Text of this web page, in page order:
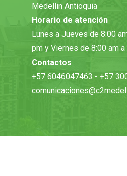
Medellin Antioquia
Horario de atención
Lunes a Jueves de 8:00
pm y Viernes de 8:00 am
Contactos
+57 6046047463 - +57